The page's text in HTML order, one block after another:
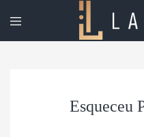
Lacrô
Esqueceu